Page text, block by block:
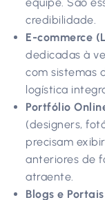
credibilidade.
E-commerce
dedicadas à
com sistemas
logística
Portfólio
(designers,
precisam
anteriores de
atraente.
Blogs e